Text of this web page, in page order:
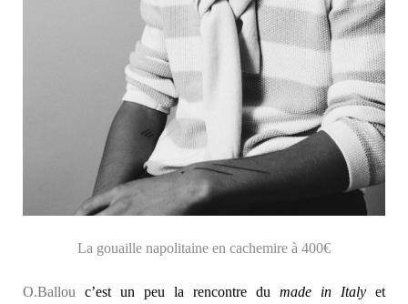
La gouaille napolitaine en cachemire à 400€
O.Ballou c’est un peu la rencontre du made in Italy et